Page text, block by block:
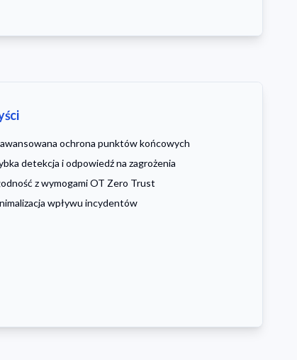
ochrona punktów końcowych
detekcja i odpowiedź na zagrożenia
z wymogami OT Zero Trust
wpływu incydentów